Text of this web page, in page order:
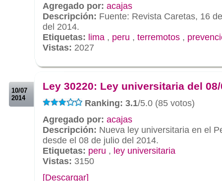
Agregado por: acajas
Descripción: Fuente: Revista Caretas, 16
del 2014.
Etiquetas: lima , peru , terremotos ,
Vistas: 2027
10/07
2014
Ley 30220: Ley universitaria del 08/
Ranking: 3.1/5.0 (85 votos)
Agregado por: acajas
Descripción: Nueva ley universitaria en el
desde el 08 de julio del 2014.
Etiquetas: peru , ley universitaria
Vistas: 3150
[Descargar]